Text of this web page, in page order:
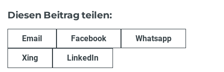
Diesen Beitrag teilen:
Email Facebook Whatsapp
Xing LinkedIn